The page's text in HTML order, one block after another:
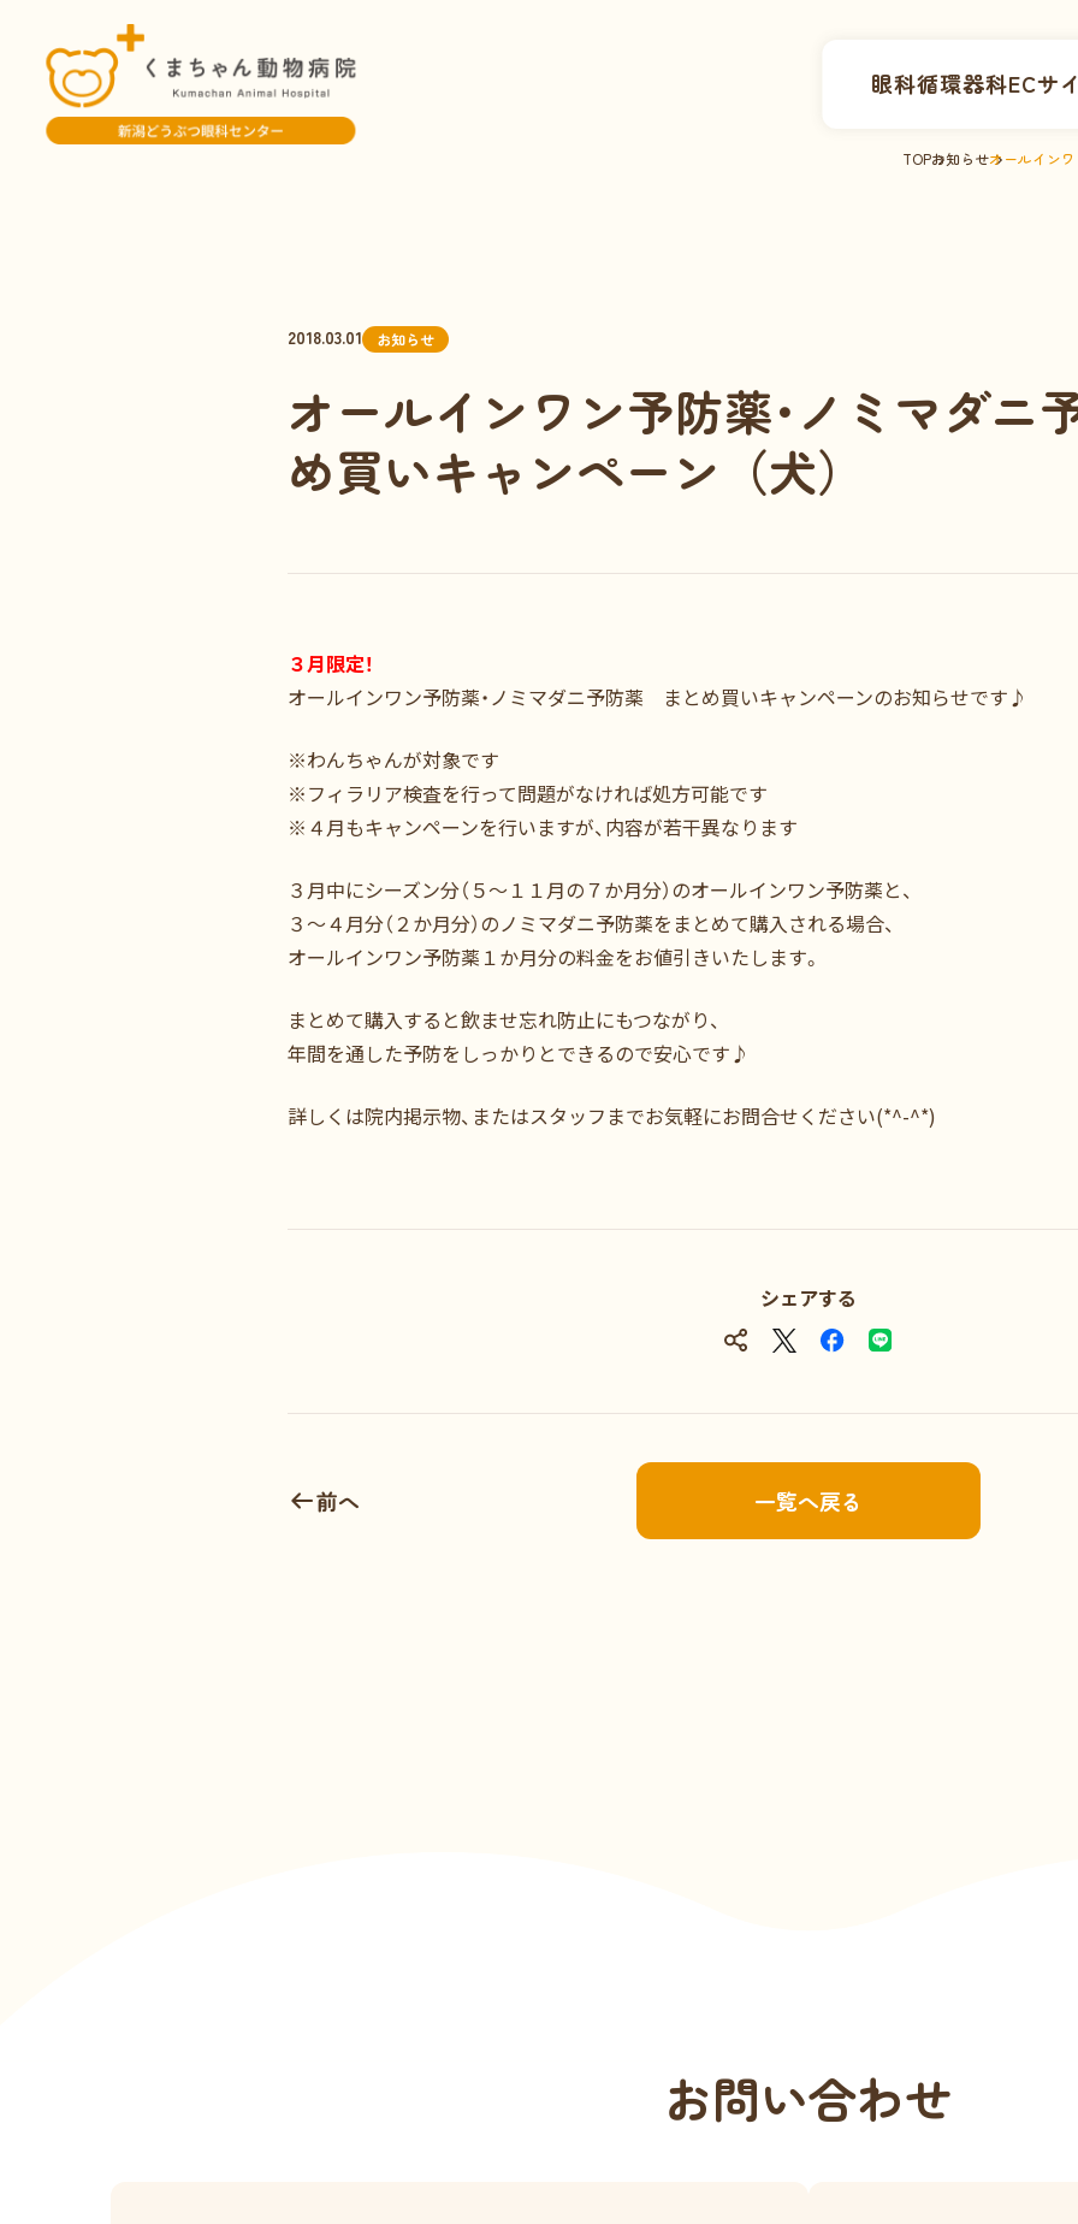
眼科循環器科ECサ
TOPお知らせオールイン
2018.03.01 お知らせ
オールインワン予防薬･ノミマダ
め買いキャンペーン（犬）
３月限定！
オールインワン予防薬・ノミマダニ予防薬 まとめ買いキャンペーンのお知らせです♪
※わんちゃんが対象です
※フィラリア検査を行って問題がなければ処方可能です
※４月もキャンペーンを行いますが、内容が若干異なります
３月中にシーズン分（５～１１月の７か月分）のオールインワン予防薬と、
３～４月分（２か月分）のノミマダニ予防薬をまとめて購入される場合、
オールインワン予防薬１か月分の料金をお値引きいたします。
まとめて購入すると飲ませ忘れ防止にもつながり、
年間を通した予防をしっかりとできるので安心です♪
詳しくは院内掲示物、またはスタッフまでお気軽にお問合せください(*^-^*)
シェアする
前へ 一覧へ戻る
お問い合わせ